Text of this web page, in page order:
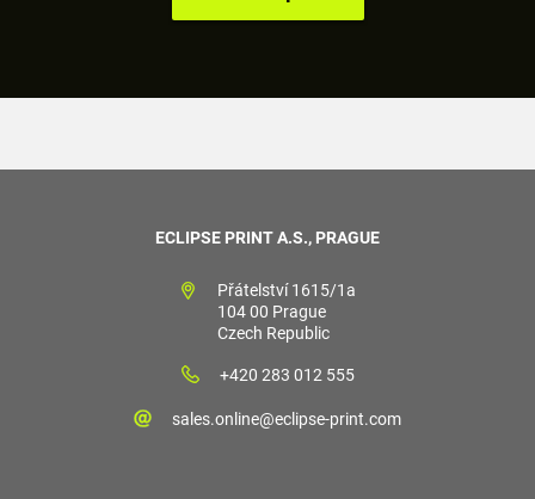
ECLIPSE PRINT A.S., PRAGUE
Přátelství 1615/1a
104 00 Prague
Czech Republic
+420 283 012 555
sales.online@eclipse-print.com